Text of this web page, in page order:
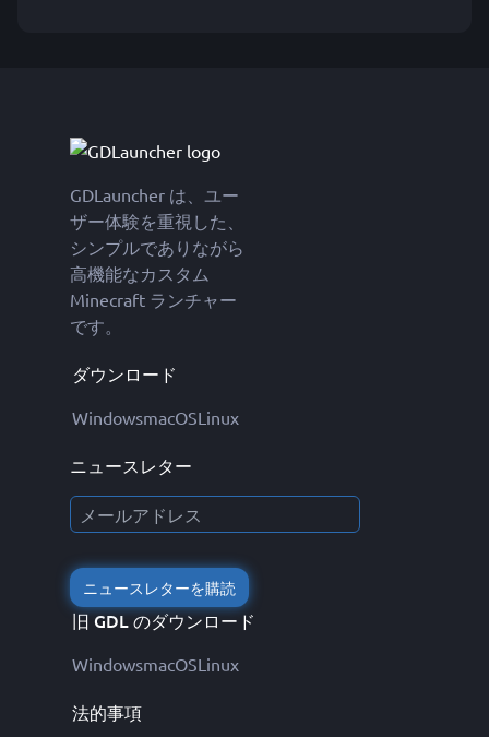
GDLauncher は、ユー
ザー体験を重視した、
シンプルでありながら
高機能なカスタム
Minecraft ランチャー
です。
ダウンロード
WindowsmacOSLinux
ニュースレター
ニュースレターを購読
旧 GDL のダウンロード
WindowsmacOSLinux
法的事項